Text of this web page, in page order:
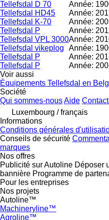
Tellefsdal D 70
Année:
Tellefsdal HD45
Année:
Tellefsdal K-70
Année:
Tellefsdal P
Année:
Tellefsdal VPL 3000Année:
Tellefsdal vikeplog
Année:
Tellefsdal P
Année:
Tellefsdal P
Année:
Voir aussi
Équipements Tellefsdal en
Société
Qui sommes-nousAide
Luxembourg / français
Informations
Conditions générales
Conseils de sécurité
marques
Nos offres
Publicité sur Autoline Déposer
bannière Programme de
Pour les entreprises
Nos projets
Autoline™
Machineryline™
Agroline™